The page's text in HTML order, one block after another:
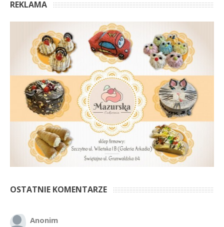
REKLAMA
OSTATNIE KOMENTARZE
Anonim